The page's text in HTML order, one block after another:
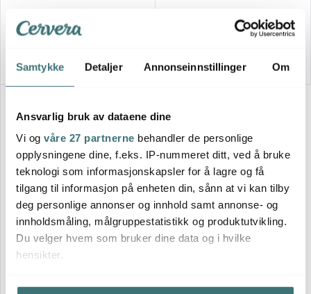
Samtykke Detaljer Annonseinnstillinger Om
Ansvarlig bruk av dataene dine
Vi og våre 27 partnerne behandler de personlige
opplysningene dine, f.eks. IP-nummeret ditt, ved å bruke
teknologi som informasjonskapsler for å lagre og få
tilgang til informasjon på enheten din, sånn at vi kan tilby
deg personlige annonser og innhold samt annonse- og
innholdsmåling, målgruppestatistikk og produktutvikling.
Du velger hvem som bruker dine data og i hvilke
hensikter.
Hvis du gir oss lov, vil vi også gjerne:
479 kr
Få på lager
Finamill
Oppladbar krydderkvern
m/2 finapod 23 cm sangria